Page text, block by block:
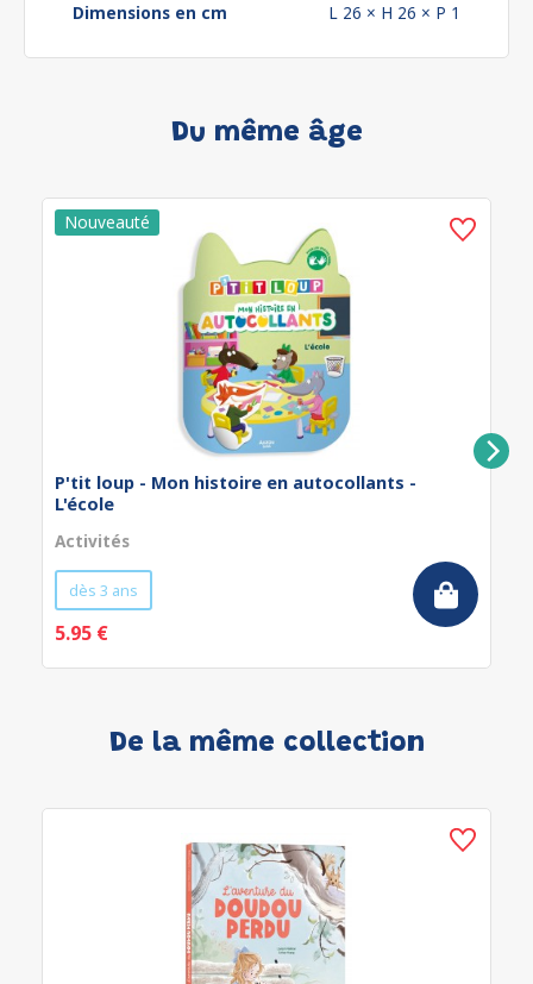
Dimensions en cm
L 26 × H 26 × P 1
Du même âge
P'tit loup - Mon histoire en autocollants -
L'école
Activités
dès 3 ans
5.95 €
De la même collection